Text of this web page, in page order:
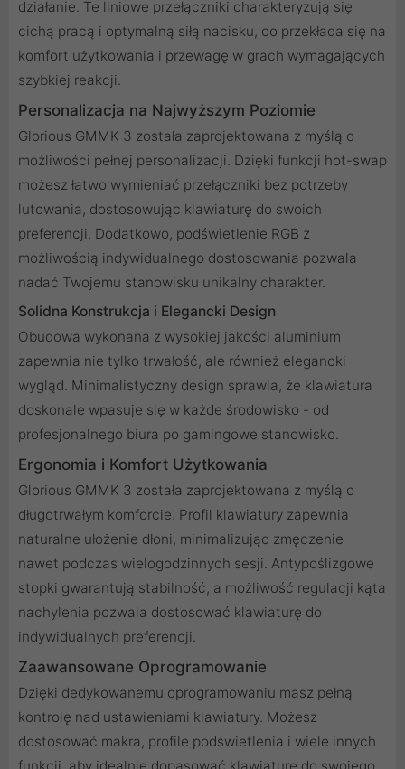
działanie. Te liniowe przełączniki charakteryzują się
cichą pracą i optymalną siłą nacisku, co przekłada się na
komfort użytkowania i przewagę w grach wymagających
szybkiej reakcji.
Personalizacja na Najwyższym Poziomie
Glorious GMMK 3 została zaprojektowana z myślą o
możliwości pełnej personalizacji. Dzięki funkcji hot-swap
możesz łatwo wymieniać przełączniki bez potrzeby
lutowania, dostosowując klawiaturę do swoich
preferencji. Dodatkowo, podświetlenie RGB z
możliwością indywidualnego dostosowania pozwala
nadać Twojemu stanowisku unikalny charakter.
Solidna Konstrukcja i Elegancki Design
Obudowa wykonana z wysokiej jakości aluminium
zapewnia nie tylko trwałość, ale również elegancki
wygląd. Minimalistyczny design sprawia, że klawiatura
doskonale wpasuje się w każde środowisko - od
profesjonalnego biura po gamingowe stanowisko.
Ergonomia i Komfort Użytkowania
Glorious GMMK 3 została zaprojektowana z myślą o
długotrwałym komforcie. Profil klawiatury zapewnia
naturalne ułożenie dłoni, minimalizując zmęczenie
nawet podczas wielogodzinnych sesji. Antypoślizgowe
stopki gwarantują stabilność, a możliwość regulacji kąta
nachylenia pozwala dostosować klawiaturę do
indywidualnych preferencji.
Zaawansowane Oprogramowanie
Dzięki dedykowanemu oprogramowaniu masz pełną
kontrolę nad ustawieniami klawiatury. Możesz
dostosować makra, profile podświetlenia i wiele innych